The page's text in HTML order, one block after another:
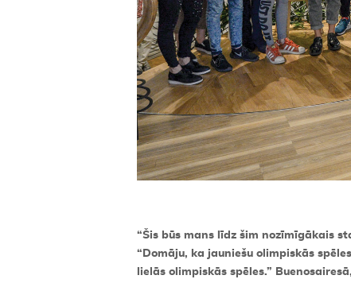
“Šis būs mans līdz šim nozīmīgā kais
“Domāju, ka jauniešu olimpiskās spē
liel ās olimpiskās spē les.” Buenosaires